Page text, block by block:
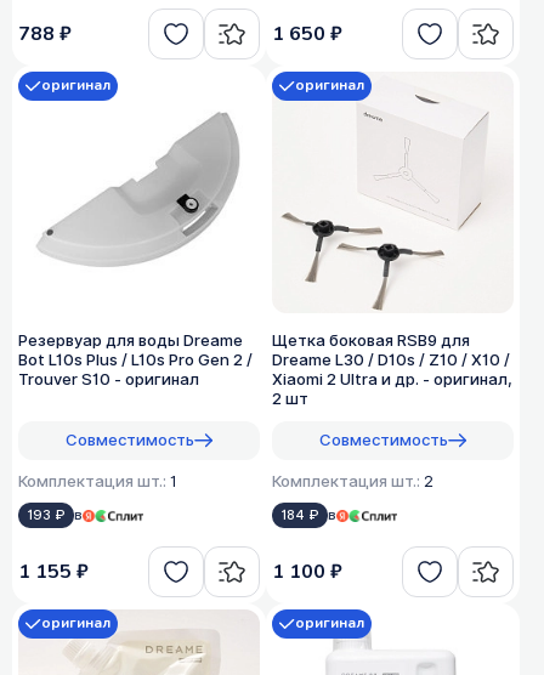
788 ₽ 1 650 ₽
Резервуар для воды Dreame
Bot L10s Plus / L10s Pro Gen 2 /
Trouver S10 - оригинал
Совместимость
Комплектация шт.: 1
193 ₽ в
оригинал
1 155 ₽
Щетка боковая RSB9 для
Dreame L30 / D10s / Z10 / X10 /
Xiaomi 2 Ultra и др. - оригинал,
2 шт
Совместимость
Комплектация шт.: 2
184 ₽ в
оригинал
1 100 ₽
оригинал оригинал